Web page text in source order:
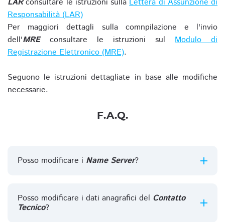
Responsabilità (LAR)
Per maggiori dettagli sulla comnpilazione e l'invio
dell'MREconsultare le istruzioni sul Modulo di
Registrazione Elettronico (MRE).
Seguono le istruzioni dettagliate in base alle modifiche
necessarie.
F.A.Q.
Posso modificare i Name Server?
Posso modificare i dati anagrafici del Contatto
Tecnico?